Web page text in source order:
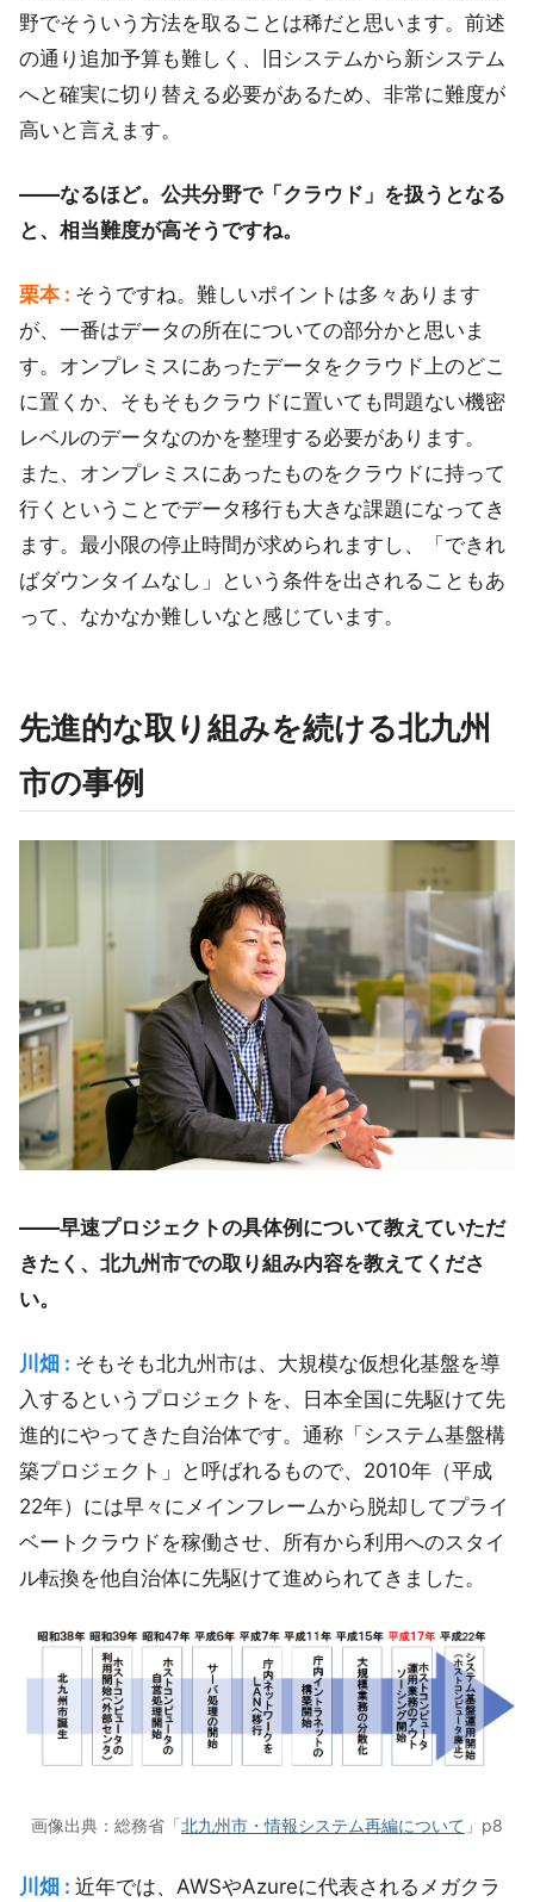
野でそういう方法を取ることは稀だと思います。前述
の通り追加予算も難しく、旧システムから新システム
へと確実に切り替える必要があるため、非常に難度が
高いと言えます。
――なるほど。公共分野で「クラウド」を扱うとなる
と、相当難度が高そうですね。
栗本 : そうですね。難しいポイントは多々あります
が、一番はデータの所在についての部分かと思いま
す。オンプレミスにあったデータをクラウド上のどこ
に置くか、そもそもクラウドに置いても問題ない機密
レベルのデータなのかを整理する必要があります。
また、オンプレミスにあったものをクラウドに持って
行くということでデータ移行も大きな課題になってき
ます。最小限の停止時間が求められますし、「できれ
ばダウンタイムなし」という条件を出されることもあ
って、なかなか難しいなと感じています。
先進的な取り組みを続ける北九州
市の事例
――早速プロジェクトの具体例について教えていただ
きたく、北九州市での取り組み内容を教えてくださ
い。
川畑 : そもそも北九州市は、大規模な仮想化基盤を導
入するというプロジェクトを、日本全国に先駆けて先
進的にやってきた自治体です。通称「システム基盤構
築プロジェクト」と呼ばれるもので、2010年（平成
22年）には早々にメインフレームから脱却してプライ
ベートクラウドを稼働させ、所有から利用へのスタイ
ル転換を他自治体に先駆けて進められてきました。
画像出典：総務省「北九州市・情報システム再編について 」p8
川畑 : 近年では、AWSやAzureに代表されるメガクラ